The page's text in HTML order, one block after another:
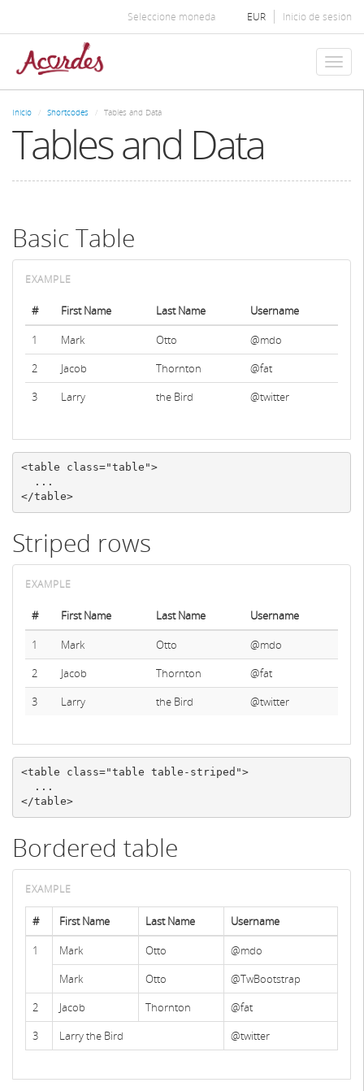
contenido
principal
Inicio de sesión
Seleccione moneda EUR
Toggle
Inicio Shortcodes Tables and Data
Tables and Data
Basic Table
# First Name Last Name
Username
1
Mark Otto
@mdo
2
Jacob Thornton
@fat
3
Larry the Bird @twitter
<table class="table">
</table>
Striped rows
# First Name Last Name
Username
1
Mark Otto
@mdo
2
Jacob Thornton
@fat
3
Larry the Bird @twitter
<table class="table table-striped">
</table>
Bordered table
# First Name Last Name
Username
1
Mark Otto
@mdo
Mark
Otto
@TwBootstrap
2
Jacob Thornton
@fat
3
Larry the Bird @twitter